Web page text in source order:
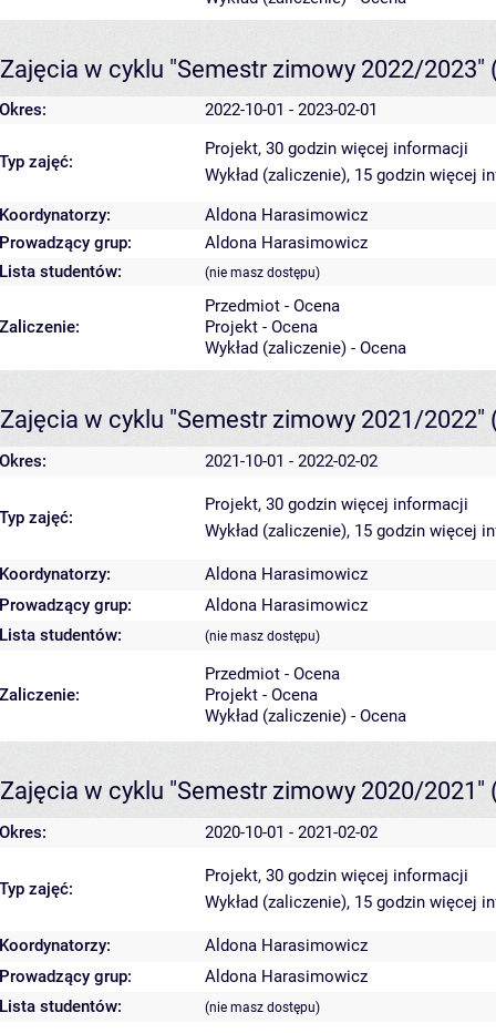
Zajęcia w cyklu "Semestr zimowy 2022/2023"
Okres: 2022-10-01 - 2023-02-01
Typ zajęć:
Projekt, 30 godzin więcej informacji
Wykład (zaliczenie), 15 godzin więcej
Koordynatorzy:
Aldona Harasimowicz
Prowadzący grup:
Aldona Harasimowicz
Lista studentów:
(nie masz dostępu)
Zaliczenie:
Przedmiot - Ocena
Projekt - Ocena
Wykład (zaliczenie) - Ocena
Zajęcia w cyklu "Semestr zimowy 2021/2022"
Okres: 2021-10-01 - 2022-02-02
Typ zajęć:
Projekt, 30 godzin więcej informacji
Wykład (zaliczenie), 15 godzin więcej
Koordynatorzy:
Aldona Harasimowicz
Prowadzący grup:
Aldona Harasimowicz
Lista studentów:
(nie masz dostępu)
Zaliczenie:
Przedmiot - Ocena
Projekt - Ocena
Wykład (zaliczenie) - Ocena
Zajęcia w cyklu "Semestr zimowy 2020/2021"
Okres: 2020-10-01 - 2021-02-02
Typ zajęć:
Projekt, 30 godzin więcej informacji
Wykład (zaliczenie), 15 godzin więcej
Koordynatorzy:
Aldona Harasimowicz
Prowadzący grup:
Aldona Harasimowicz
Lista studentów:
(nie masz dostępu)